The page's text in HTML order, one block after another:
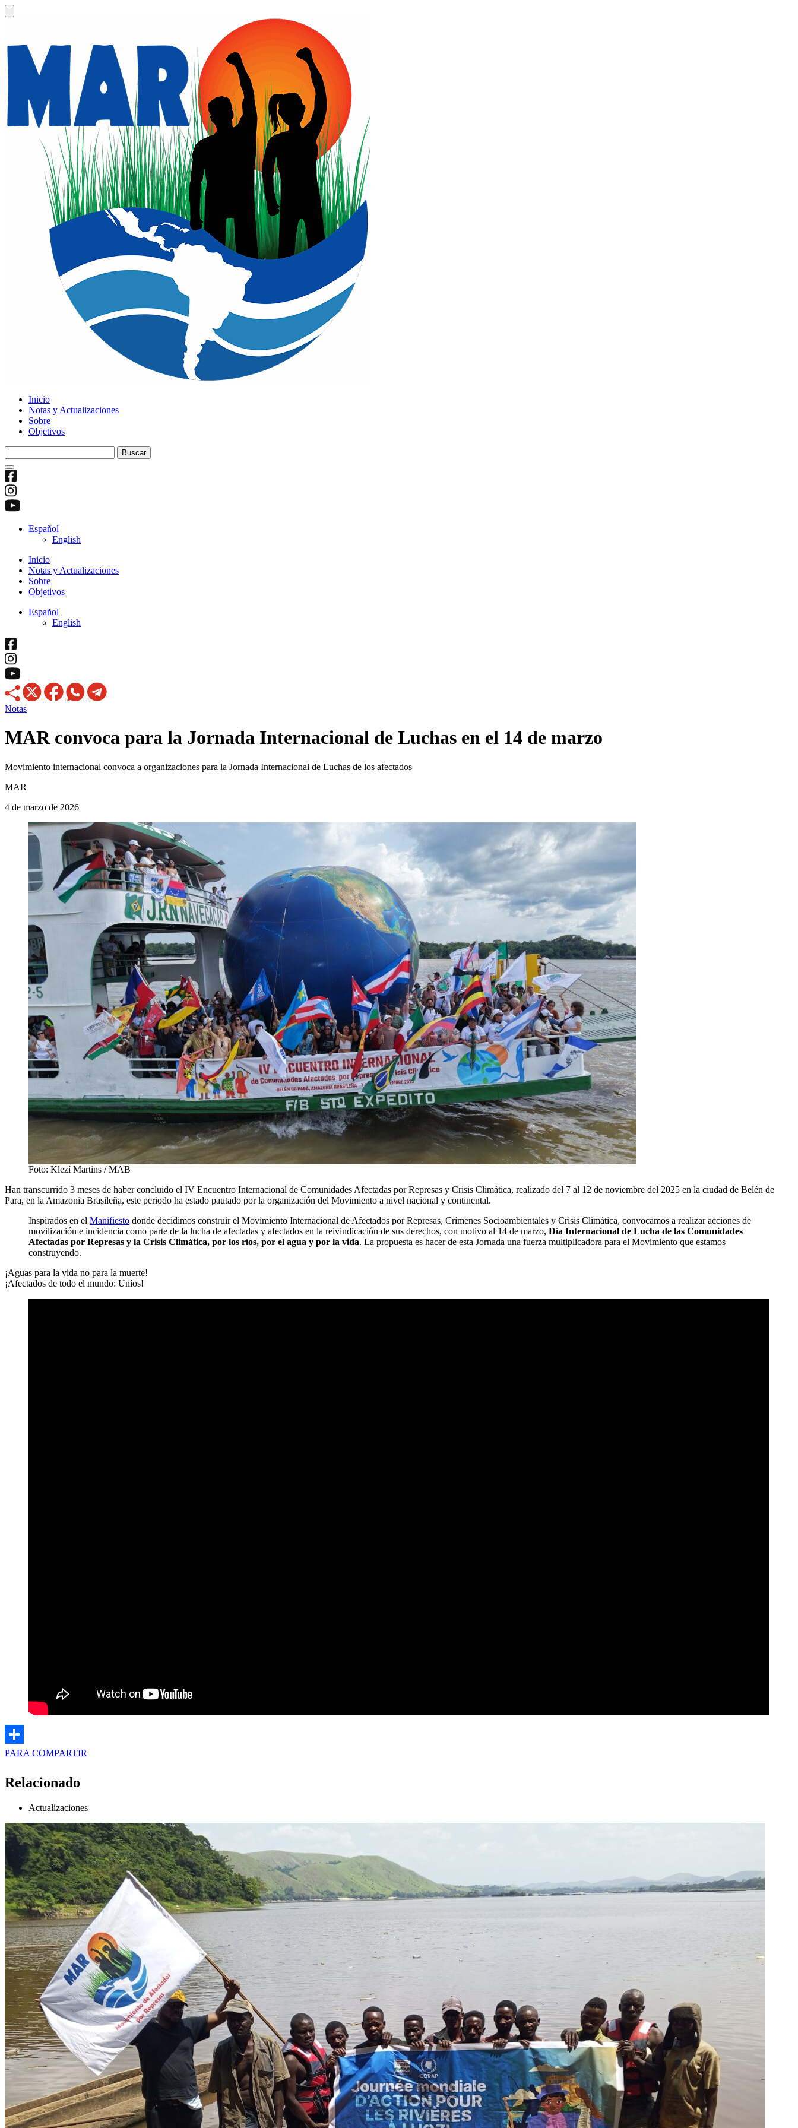
Inicio
Notas y Actualizaciones
Sobre
Objetivos
Español
English
Inicio
Notas y Actualizaciones
Sobre
Objetivos
Español
English
Notas
MAR convoca para la Jornada Internacional de Luchas en el 14 de marzo
Movimiento internacional convoca a organizaciones para la Jornada Internacional de Luchas de los afectados
MAR
4 de marzo de 2026
Foto: Klezí Martins / MAB
Han transcurrido 3 meses de haber concluido el IV Encuentro Internacional de Comunidades Afectadas por Represas y Crisis Climática, realizado del 7 al 12 de noviembre del 2025 en la ciudad de Belén de
Para, en la Amazonia Brasileña, este periodo ha estado pautado por la organización del Movimiento a nivel nacional y continental.
Inspirados en el Manifiesto donde decidimos construir el Movimiento Internacional de Afectados por Represas, Crímenes Socioambientales y Crisis Climática, convocamos a realizar acciones de
movilización e incidencia como parte de la lucha de afectadas y afectados en la reivindicación de sus derechos, con motivo al 14 de marzo, Día Internacional de Lucha de las Comunidades
Afectadas por Represas y la Crisis Climática, por los ríos, por el agua y por la vida. La propuesta es hacer de esta Jornada una fuerza multiplicadora para el Movimiento que estamos
construyendo.
¡Aguas para la vida no para la muerte!
¡Afectados de todo el mundo: Uníos!
PARA COMPARTIR
Relacionado
Actualizaciones